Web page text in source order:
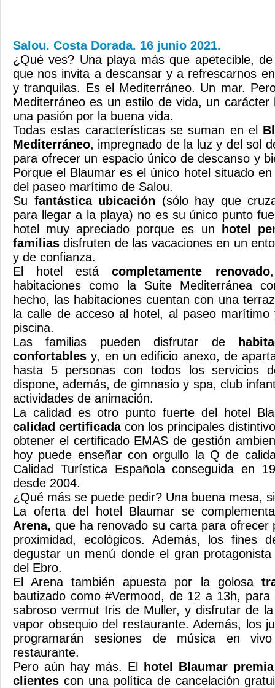
Salou. Costa Dorada. 16 junio 2021.
¿Qué ves? Una playa más que apetecible,
que nos invita a descansar y a refrescarnos
y tranquilas. Es el Mediterráneo. Un mar.
Mediterráneo es un estilo de vida, un carácter
una pasión por la buena vida.
Todas estas características se suman en el
Mediterráneo, impregnado de la luz y del sol
para ofrecer un espacio único de descanso y
Porque el Blaumar es el único hotel situado
del paseo marítimo de Salou.
Su fantástica ubicación (sólo hay que
para llegar a la playa) no es su único punto
hotel muy apreciado porque es un
hotel
familias disfruten de las vacaciones en un
y de confianza.
El hotel estácompletamente renovado
habitaciones como la Suite Mediterránea
hecho, las habitaciones cuentan con una
la calle de acceso al hotel, al paseo
piscina.
Las familias pueden disfrutar de
confortablesy, en un edificio anexo, de
hasta 5 personas con todos los servicios
dispone, además, de gimnasio y spa, club
actividades de animación.
La calidad es otro punto fuerte del hotel
calidad certificada con los principales
obtener el certificado EMAS de gestión
hoy puede enseñar con orgullo la Q de
Calidad Turística Española conseguida en
desde 2004.
¿Qué más se puede pedir? Una buena mesa,
La oferta del hotel Blaumar se
Arena, que ha renovado su carta para ofrecer
proximidad, ecológicos. Además, los fines
degustar un menú donde el gran
del Ebro.
El Arena también apuesta por la golosa
bautizado como #Vermood, de 12 a 13h,
sabroso vermut Iris de Muller, y disfrutar de
vapor obsequio del restaurante. Además, los
programarán sesiones de música en
restaurante.
Pero aún hay más. El
hotel Blaumar
clientes con una política de cancelación